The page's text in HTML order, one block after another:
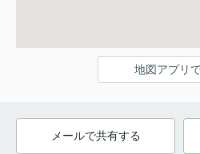
地図アプリ
メールで共有する